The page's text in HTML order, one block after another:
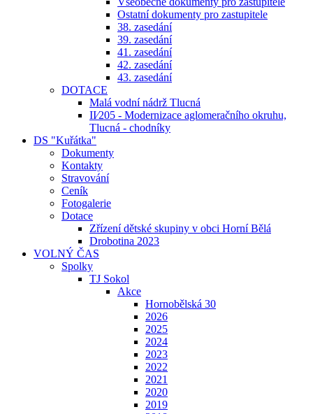
Ostatní dokumenty pro zastupitele
38. zasedání
39. zasedání
41. zasedání
42. zasedání
43. zasedání
DOTACE
Malá vodní nádrž Tlucná
II⁄205 - Modernizace aglomeračního okruhu,
Tlucná - chodníky
DS "Kuřátka"
Dokumenty
Kontakty
Stravování
Ceník
Fotogalerie
Dotace
Zřízení dětské skupiny v obci Horní Bělá
Drobotina 2023
VOLNÝ ČAS
Spolky
TJ Sokol
Akce
Hornobělská 30
2026
2025
2024
2023
2022
2021
2020
2019